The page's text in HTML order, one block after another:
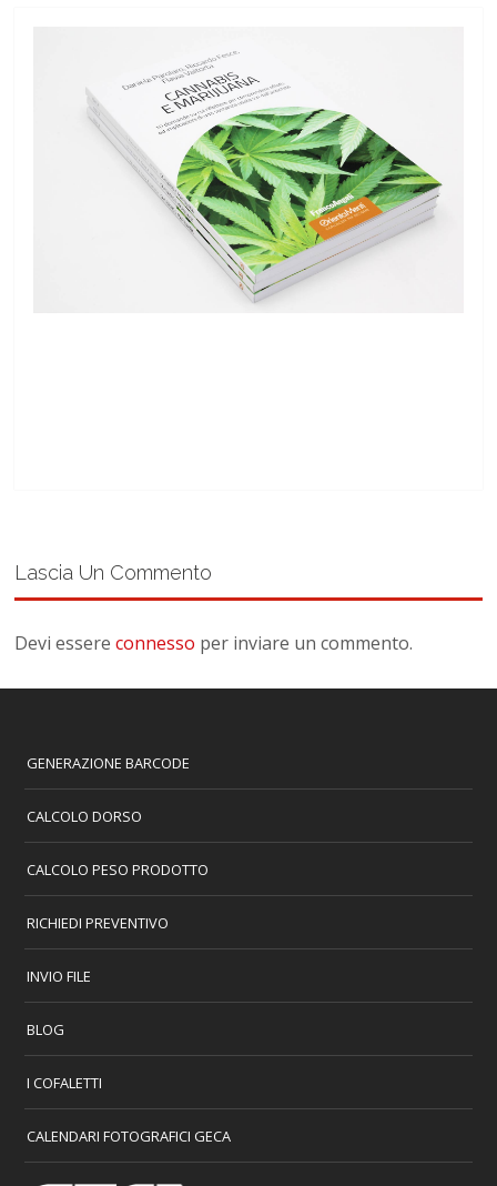
Lascia Un Commento
Devi essereconnesso per inviare un commento.
GENERAZIONE BARCODE
CALCOLO DORSO
CALCOLO PESO PRODOTTO
RICHIEDI PREVENTIVO
INVIO FILE
BLOG
I COFALETTI
CALENDARI FOTOGRAFICI GECA